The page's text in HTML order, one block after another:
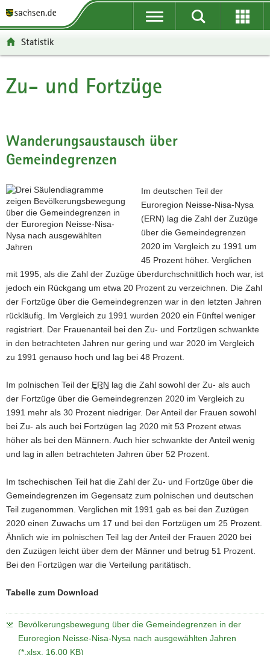
t
ü
g
r
i
f
e
n
d
N
a
i
t
n
g
a
i
o
n
p
n
t
t
-
e
i
h
Statistik
Hauptinhalt
Zu- und Fortzüge
Wanderungsaustausch über
Gemeindegrenzen
Im deutschen Teil der
Euroregion Neisse-Nisa-Nysa
(ERN) lag die Zahl der Zuzüge
über die Gemeindegrenzen
2020 im Vergleich zu 1991 um
45 Prozent höher. Verglichen
mit 1995, als die Zahl der Zuzüge überdurchschnittlich hoch war, ist
jedoch ein Rückgang um etwa 20 Prozent zu verzeichnen. Die Zahl
der Fortzüge über die Gemeindegrenzen war in den letzten Jahren
rückläufig. Im Vergleich zu 1991 wurden 2020 ein Fünftel weniger
registriert. Der Frauenanteil bei den Zu- und Fortzügen schwankte
in den betrachteten Jahren nur gering und war 2020 im Vergleich
zu 1991 genauso hoch und lag bei 48 Prozent.
Im polnischen Teil der ERN lag die Zahl sowohl der Zu- als auch
der Fortzüge über die Gemeindegrenzen 2020 im Vergleich zu
1991 mehr als 30 Prozent niedriger. Der Anteil der Frauen sowohl
bei Zu- als auch bei Fortzügen lag 2020 mit 53 Prozent etwas
höher als bei den Männern. Auch hier schwankte der Anteil wenig
und lag in allen betrachteten Jahren über 52 Prozent.
Im tschechischen Teil hat die Zahl der Zu- und Fortzüge über die
Gemeindegrenzen im Gegensatz zum polnischen und deutschen
Teil zugenommen. Verglichen mit 1991 gab es bei den Zuzügen
2020 einen Zuwachs um 17 und bei den Fortzügen um 25 Prozent.
Ähnlich wie im polnischen Teil lag der Anteil der Frauen 2020 bei
den Zuzügen leicht über dem der Männer und betrug 51 Prozent.
Bei den Fortzügen war die Verteilung paritätisch.
Tabelle zum Download
Bevölkerungsbewegung über die Gemeindegrenzen in der
Euroregion Neisse-Nisa-Nysa nach ausgewählten Jahren
(*.xlsx, 16,00 KB)